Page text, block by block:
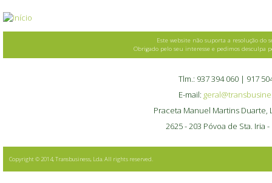
Este website não suporta a resolução do
Obrigado pelo seu interesse e pedimos desculpa
Tlm.: 937 394 060 | 917
E-mail:
Praceta Manuel Martins Duarte,
2625 - 203 Póvoa de Sta. Iria
Copyright © 2014, Transbusiness, Lda. All rights reserved.